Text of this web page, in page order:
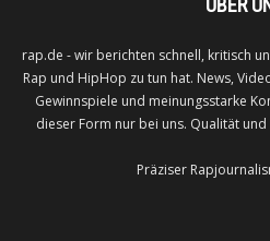
ÜBER
rap.de - wir berichten schnell, kritisch
Rap und HipHop zu tun hat. News,
Gewinnspiele und meinungsstarke
dieser Form nur bei uns. Qualität und
Präziser